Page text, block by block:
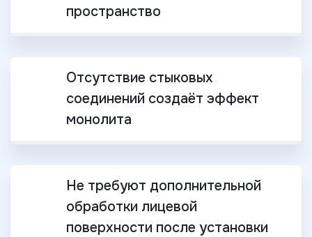
пространство
Отсутствие стыковых
соединений создаёт эффект
монолита
Не требуют дополнительной
обработки лицевой
поверхности после установки